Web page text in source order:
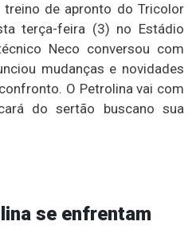
de apronto do Tricolor
terça-feira (3) no Estádio
Neco conversou com
mudanças e novidades
O Petrolina vai com
do sertão buscano sua
se enfrentam